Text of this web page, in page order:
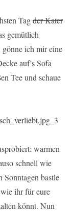
Tagder Kater
gemütlich
gönne ich mir eine
auf’s Sofa
Tee und schaue
warmen
schnell wie
Sonntagen bastle
ihr für eure
könnt. Nun